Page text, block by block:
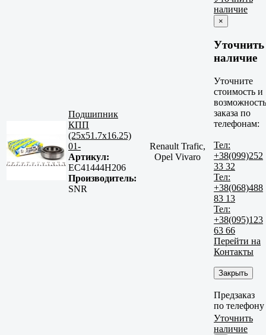
Подшипник
КПП
(25x51.7x16.25)
01-
Артикул:
EC41444H206
Производитель:
SNR
Renault Trafic,
Opel Vivaro
наличие
×
Уточнить
наличие
Уточните
стоимость и
возможность
заказа по
телефонам:
Тел:
+38(099)252
33 32
Тел:
+38(068)488
83 13
Тел:
+38(095)123
63 66
Перейти на
Контакты
Закрыть
Предзаказ
по телефону
Уточнить
наличие